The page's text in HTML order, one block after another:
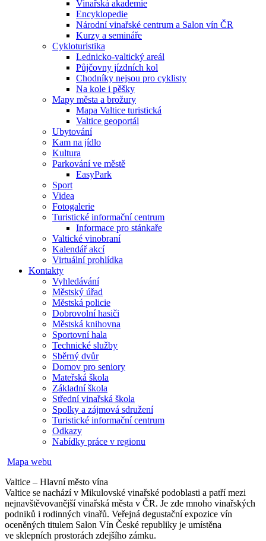
Vinařská akademie
Encyklopedie
Národní vinařské centrum a Salon vín ČR
Kurzy a semináře
Cykloturistika
Lednicko-valtický areál
Půjčovny jízdních kol
Chodníky nejsou pro cyklisty
Na kole i pěšky
Mapy města a brožury
Mapa Valtice turistická
Valtice geoportál
Ubytování
Kam na jídlo
Kultura
Parkování ve městě
EasyPark
Sport
Videa
Fotogalerie
Turistické informační centrum
Informace pro stánkaře
Valtické vinobraní
Kalendář akcí
Virtuální prohlídka
Kontakty
Vyhledávání
Městský úřad
Městská policie
Dobrovolní hasiči
Městská knihovna
Sportovní hala
Technické služby
Sběrný dvůr
Domov pro seniory
Mateřská škola
Základní škola
Střední vinařská škola
Spolky a zájmová sdružení
Turistické informační centrum
Odkazy
Nabídky práce v regionu
Mapa webu
Valtice – Hlavní město vína
Valtice se nachází v Mikulovské vinařské podoblasti a patří mezi
nejnavštěvovanější vinařská města v ČR. Je zde mnoho vinařských
podniků i rodinných vinařů. Veřejná degustační expozice vín
oceněných titulem Salon Vín České republiky je umístěna
ve sklepních prostorách zdejšího zámku.